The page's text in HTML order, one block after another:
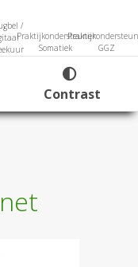
/
Praktijkondersteuner
Somatiek
GGZ
Contrast